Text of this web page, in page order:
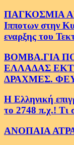
ΠΑΓΚΟΣΜΙΑ
Ιπποτων στην
εναρξης του
ΒΟΜΒΑ.ΓΙΑ
ΕΛΛΑΔΑΣ
ΔΡΑΧΜΕΣ.
Η Ελληνική
το 2748 π.χ.! Τι
ΑΝΟΠΑΙΑ